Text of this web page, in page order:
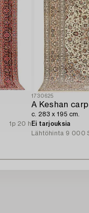
1p 20 h
1730625
A Keshan
c. 283 x 195 cm.
Ei tarjouksia
Lähtöhinta 9 000